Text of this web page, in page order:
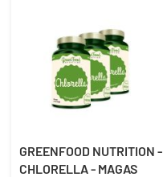
GREENFOOD NUTRITION -
CHLORELLA - MAGAS